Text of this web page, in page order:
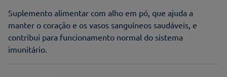
Suplemento alimentar com alho em pó, que ajuda a
manter o coração e os vasos sanguíneos saudáveis, e
contribui para funcionamento normal do sistema
imunitário.